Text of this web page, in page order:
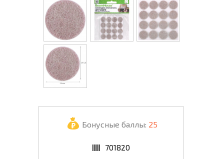
Бонусные баллы: 25
701820